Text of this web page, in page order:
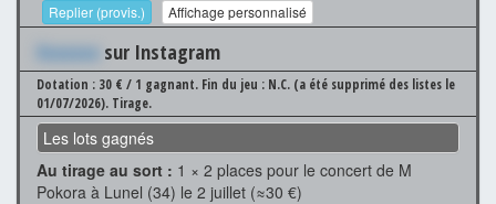
Replier (provis.) Affichage personnalisé
Xxxxxxx sur Instagram
Dotation : 30 € / 1 gagnant. Fin du jeu : N.C. (a été supprimé des listes le
01/07/2026). Tirage.
Les lots gagnés
Au tirage au sort : 1 × 2 places pour le concert de M
Pokora à Lunel (34) le 2 juillet (≈30 €)